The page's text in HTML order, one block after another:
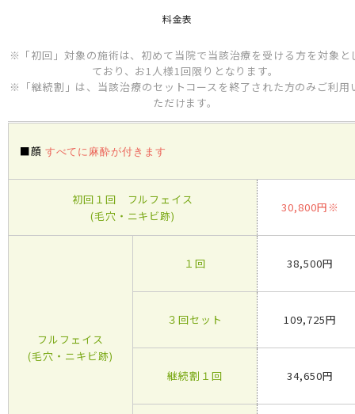
料金表
※「初回」対象の施術は、初めて当院で当該治療を受ける方を対象と
ており、お1人様1回限りとなります。
※「継続割」は、当該治療のセットコースを終了された方のみご利用
ただけます。
■顔 すべてに麻酔が付きます
初回１回 フルフェイス
(毛穴・ニキビ跡)
30,800円※
フルフェイス
(毛穴・ニキビ跡)
１回 38,500円
３回セット 109,725円
継続割１回 34,650円